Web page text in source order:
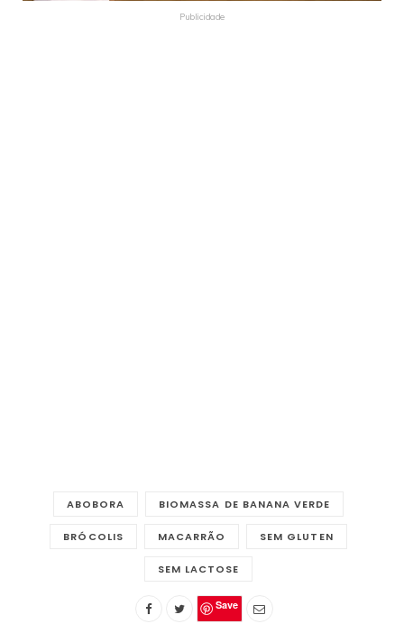
Publicidade
ABOBORA BIOMASSA DE BANANA VERDE
BRÓCOLIS MACARRÃO SEM GLUTEN
SEM LACTOSE
Save